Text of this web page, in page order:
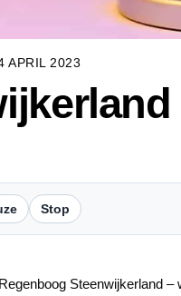
APRIL 2023
Stop
Steenwijkerland